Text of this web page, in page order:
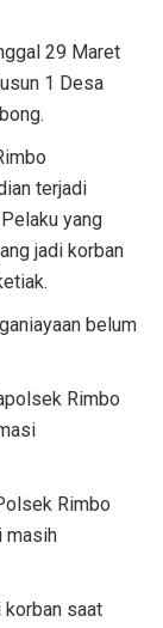
29 Maret
1 Desa
terjadi
yang
jadi korban
belum
Rimbo
Rimbo
masih
korban saat